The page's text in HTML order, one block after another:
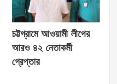
চট্টগ্রামে আওয়ামী লীগের
আরও ৪২ নেতাকর্মী
গ্রেপ্তার